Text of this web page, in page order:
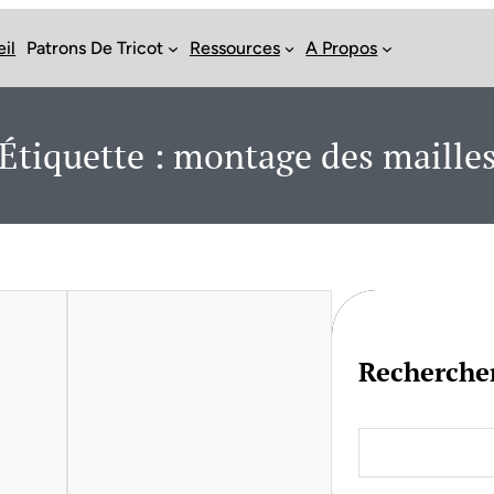
Patrons De Tricot Ressources A Propos
Étiquette : montage des
a